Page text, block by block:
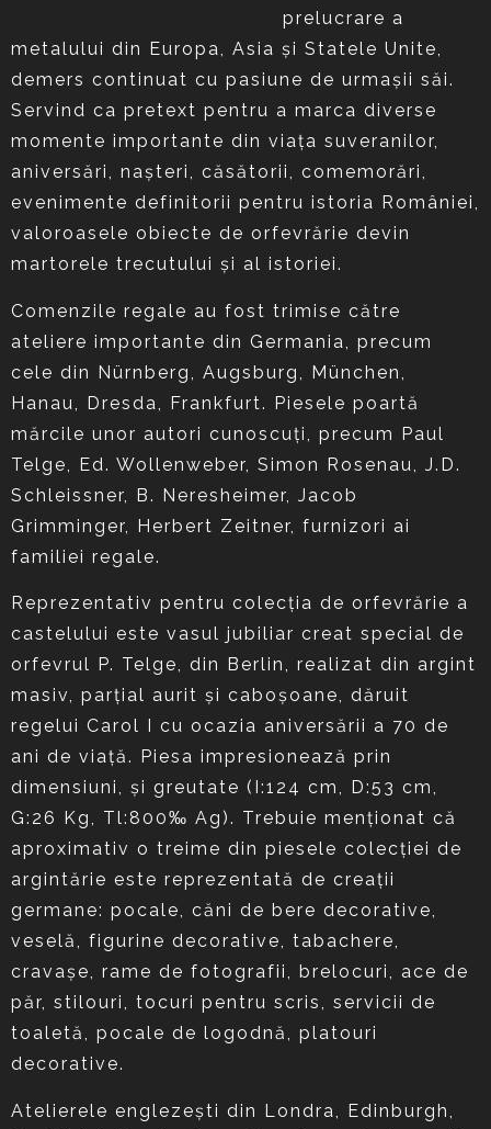
prelucrare a
metalului din Europa, Asia și Statele Unite,
demers continuat cu pasiune de urmașii săi.
Servind ca pretext pentru a marca diverse
momente importante din viața suveranilor,
aniversări, nașteri, căsătorii, comemorări,
evenimente definitorii pentru istoria României,
valoroasele obiecte de orfevrărie devin
martorele trecutului și al istoriei.
Comenzile regale au fost trimise către
ateliere importante din Germania, precum
cele din Nürnberg, Augsburg, München,
Hanau, Dresda, Frankfurt. Piesele poartă
mărcile unor autori cunoscuți, precum Paul
Telge, Ed. Wollenweber, Simon Rosenau, J.D.
Schleissner, B. Neresheimer, Jacob
Grimminger, Herbert Zeitner, furnizori ai
familiei regale.
Reprezentativ pentru colecția de orfevrărie a
castelului este vasul jubiliar creat special de
orfevrul P. Telge, din Berlin, realizat din argint
masiv, parțial aurit și caboșoane, dăruit
regelui Carol I cu ocazia aniversării a 70 de
ani de viață. Piesa impresionează prin
dimensiuni, și greutate (I:124 cm, D:53 cm,
G:26 Kg, Tl:800‰ Ag). Trebuie menționat că
aproximativ o treime din piesele colecției de
argintărie este reprezentată de creații
germane: pocale, căni de bere decorative,
veselă, figurine decorative, tabachere,
cravașe, rame de fotografii, brelocuri, ace de
păr, stilouri, tocuri pentru scris, servicii de
toaletă, pocale de logodnă, platouri
decorative.
Atelierele englezești din Londra, Edinburgh,